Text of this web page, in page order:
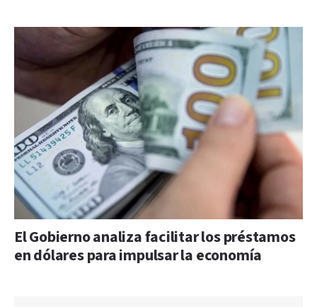
El Gobierno analiza facilitar los préstamos
en dólares para impulsar la economía